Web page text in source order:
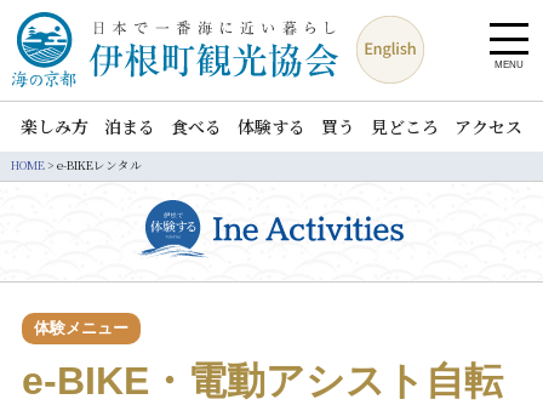
MENU
楽しみ方 泊まる 食べる 体験する 買う 見どころ アクセス
HOME> e-BIKEレンタル
体験メニュー
e-BIKE・電動アシスト自転